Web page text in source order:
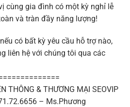
cùng gia đình có một kỳ nghỉ lễ
và tràn đầy năng lượng!
có bất kỳ yêu cầu hỗ trợ nào,
liên hệ với chúng tôi qua các
THÔNG & THƯƠNG MẠI SEOVIP
– Ms.Phương